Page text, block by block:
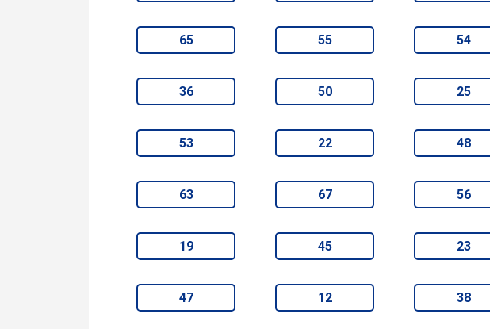
65 55 54
36 50 25
53 22 48
63 67 56
19 45 23
47 12 38